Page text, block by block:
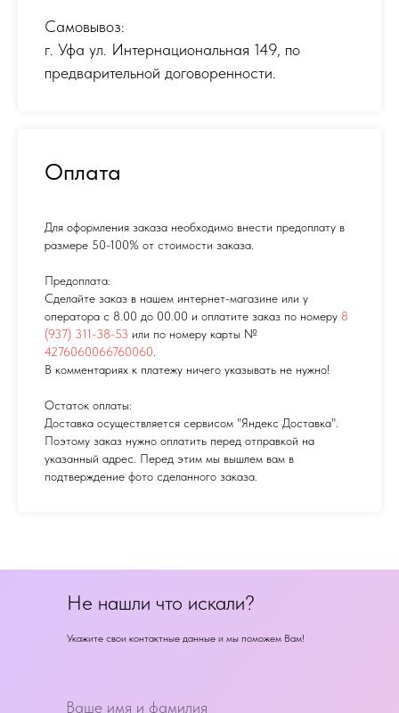
Самовывоз:
г. Уфа ул. Интернациональная 149, по
предварительной договоренности.
Оплата
Для оформления заказа необходимо внести предоплату в
размере 50-100% от стоимости заказа.
Предоплата:
Сделайте заказ в нашем интернет-магазине или у
оператора с 8.00 до 00.00 и оплатите заказ по номеру 8
(937) 311-38-53 или по номеру карты №
4276060066760060
В комментариях к платежу ничего указывать не нужно!
Остаток оплаты:
Доставка осуществляется сервисом "Яндекс Доставка".
Поэтому заказ нужно оплатить перед отправкой на
указанный адрес. Перед этим мы вышлем вам в
подтверждение фото сделанного заказа.
Не нашли что искали?
Укажите свои контактные данные и мы поможем Вам!